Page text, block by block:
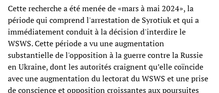
Cette recherche a été menée de «mars à mai 2024», la
période qui comprend l'arrestation de Syrotiuk et qui a
immédiatement conduit à la décision d'interdire le
WSWS. Cette période a vu une augmentation
substantielle de l'opposition à la guerre contre la Russie
en Ukraine, dont les autorités craignent qu’elle coïncide
avec une augmentation du lectorat du WSWS et une prise
de conscience et opposition croissantes aux poursuites